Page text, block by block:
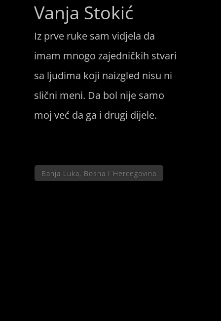
Vanja Stokić
Iz prve ruke sam vidjela da
imam mnogo zajedničkih stvari
sa ljudima koji naizgled nisu ni
slični meni. Da bol nije samo
moj već da ga i drugi dijele.
Banja Luka, Bosna I Hercegovina